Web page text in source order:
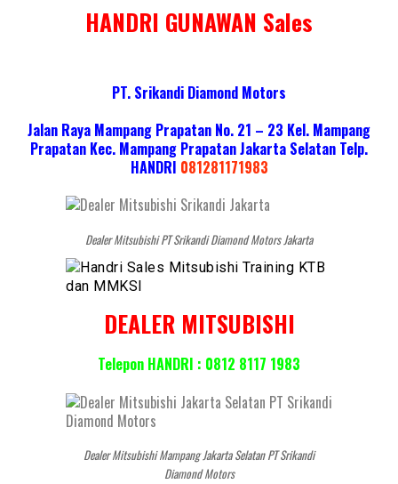
HANDRI GUNAWAN Sales
PT. Srikandi Diamond Motors
Jalan Raya Mampang Prapatan No. 21 – 23 Kel. Mampang
Prapatan Kec. Mampang Prapatan Jakarta Selatan Telp.
HANDRI 081281171983
Dealer Mitsubishi PT Srikandi Diamond Motors Jakarta
DEALER MITSUBISHI
Telepon HANDRI : 0812 8117 1983
Dealer Mitsubishi Mampang Jakarta Selatan PT Srikandi
Diamond Motors